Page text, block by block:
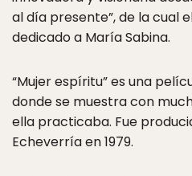
al día presente”, de la cual
dedicado a María Sabina.
“Mujer espíritu” es una
donde se muestra con
ella practicaba. Fue
Echeverría en 1979.